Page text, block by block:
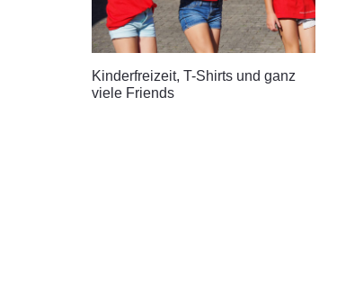
Kinderfreizeit, T-Shirts und ganz
viele Friends